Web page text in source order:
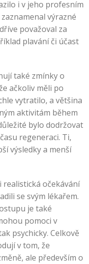
i v jeho profesním
výrazné
považoval za
plavání či účast
také zmínky o
ačkoliv měli po
vytratilo, a většina
aktivitám během
bylo dodržovat
regeneraci. Ti,
výsledky a menší
realistická očekávání
se svým lékařem.
je také
pomoci v
psychicky. Celkově
v tom, že
ale především o